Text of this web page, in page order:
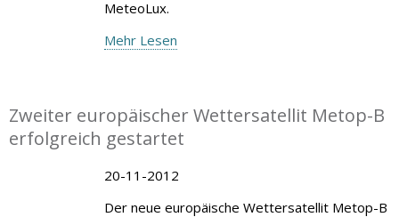
MeteoLux.
Mehr Lesen
Zweiter europäischer Wettersatellit Metop-B
erfolgreich gestartet
20-11-2012
Der neue europäische Wettersatellit Metop-B